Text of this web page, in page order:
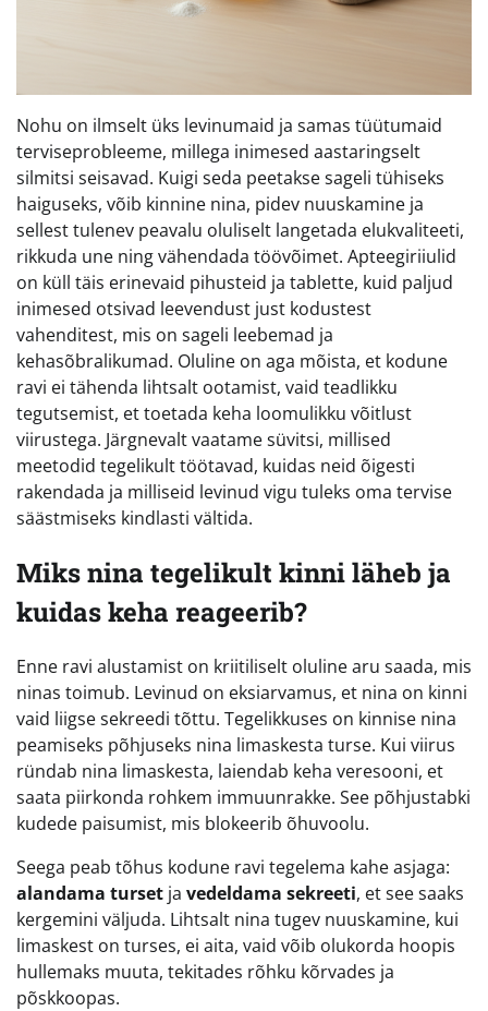
Nohu on ilmselt üks levinumaid ja samas tüütumaid
terviseprobleeme, millega inimesed aastaringselt
silmitsi seisavad. Kuigi seda peetakse sageli tühiseks
haiguseks, võib kinnine nina, pidev nuuskamine ja
sellest tulenev peavalu oluliselt langetada elukvaliteeti,
rikkuda une ning vähendada töövõimet. Apteegiriiulid
on küll täis erinevaid pihusteid ja tablette, kuid paljud
inimesed otsivad leevendust just kodustest
vahenditest, mis on sageli leebemad ja
kehasõbralikumad. Oluline on aga mõista, et kodune
ravi ei tähenda lihtsalt ootamist, vaid teadlikku
tegutsemist, et toetada keha loomulikku võitlust
viirustega. Järgnevalt vaatame süvitsi, millised
meetodid tegelikult töötavad, kuidas neid õigesti
rakendada ja milliseid levinud vigu tuleks oma tervise
säästmiseks kindlasti vältida.
Miks nina tegelikult kinni läheb ja
kuidas keha reageerib?
Enne ravi alustamist on kriitiliselt oluline aru saada, mis
ninas toimub. Levinud on eksiarvamus, et nina on kinni
vaid liigse sekreedi tõttu. Tegelikkuses on kinnise nina
peamiseks põhjuseks nina limaskesta turse. Kui viirus
ründab nina limaskesta, laiendab keha veresooni, et
saata piirkonda rohkem immuunrakke. See põhjustabki
kudede paisumist, mis blokeerib õhuvoolu.
Seega peab tõhus kodune ravi tegelema kahe asjaga:
alandama turset ja vedeldama sekreeti, et see saaks
kergemini väljuda. Lihtsalt nina tugev nuuskamine, kui
limaskest on turses, ei aita, vaid võib olukorda hoopis
hullemaks muuta, tekitades rõhku kõrvades ja
põskkoopas.